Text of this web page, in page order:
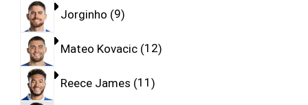
Jorginho 9
Mateo Kovacic 12
Reece James 11